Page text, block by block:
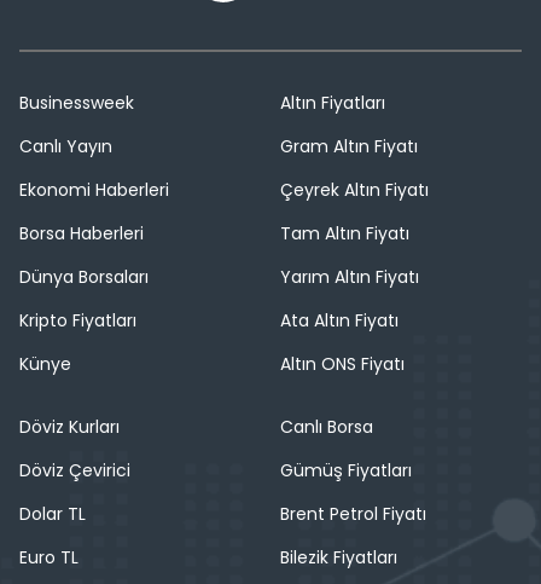
Businessweek
Canlı Yayın
Ekonomi Haberleri
Borsa Haberleri
Dünya Borsaları
Kripto Fiyatları
Künye
Altın Fiyatları
Gram Altın Fiyatı
Çeyrek Altın Fiyatı
Tam Altın Fiyatı
Yarım Altın Fiyatı
Ata Altın Fiyatı
Altın ONS Fiyatı
Döviz Kurları
Döviz Çevirici
Dolar TL
Euro TL
Canlı Borsa
Gümüş Fiyatları
Brent Petrol Fiyatı
Bilezik Fiyatları